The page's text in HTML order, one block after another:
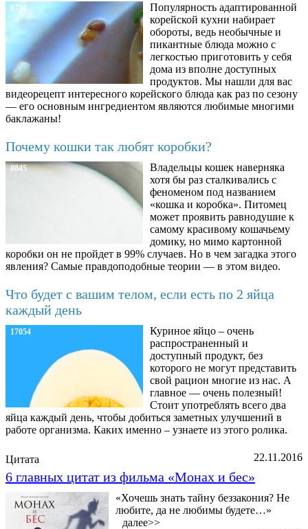
6734
Популярность адаптированной
корейской кухни набирает
обороты, ведь необычные и
пикантные блюда можно с
легкостью приготовить у себя
дома из вполне доступных
продуктов. Мы нашли для вас
видеорецепт интересного корейского блюда как раз по сезону
— его основным ингредиентом являются любимые многими
баклажаны!
Почему кошки так любят коробки?
8845
Владельцы кошек наверняка
хотя бы раз сталкивались с
феноменом под названием
«кошка и коробка». Питомец
может проявить равнодушие к
самому красивому кошачьему
домику, но мимо картонной
коробки он не пройдет в 99% случаев. Но в чем загадка этого
явления? Самые правдоподобные теории — в этом видео.
Что будет с вашим телом, если есть по 2 яйца
каждый день
17054
Куриное яйцо – очень
распространенный и
доступный продукт, без
которого не могут представить
свой рацион многие из нас. А
главное — очень полезный!
Стоит употреблять всего два
яйца каждый день, чтобы добиться заметных улучшений в
работе организма. Каких именно – узнаете из этого ролика.
22.11.2016
Цитата
6 главных цитат из фильма «Монах и бес»
«Хочешь знать тайну беззакония? Не
любите, да не любимы будете…»
далее>>